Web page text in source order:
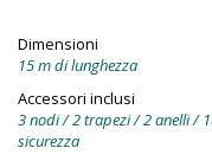
Dimensioni
15 m di lunghezza
Accessori inclusi
3 nodi / 2 trapezi / 2 anelli /
sicurezza